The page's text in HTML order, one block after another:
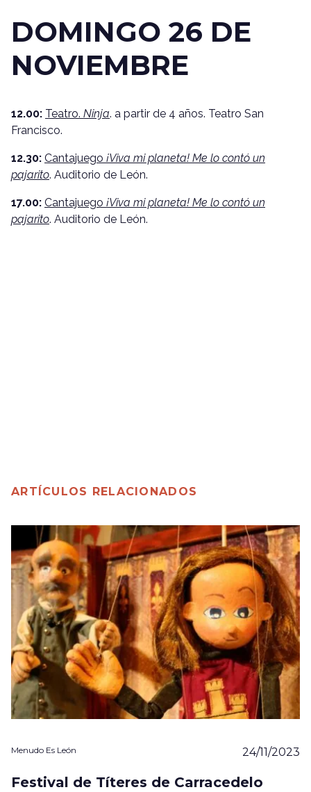
DOMINGO 26 DE
NOVIEMBRE
12.00: Teatro. Ninja. a partir de 4 años. Teatro San
Francisco.
12.30: Cantajuego ¡Viva mi planeta! Me lo contó un
pajarito. Auditorio de León.
17.00: Cantajuego ¡Viva mi planeta! Me lo contó un
pajarito. Auditorio de León.
ARTÍCULOS RELACIONADOS
Menudo Es León 24/11/2023
Festival de Títeres de Carracedelo